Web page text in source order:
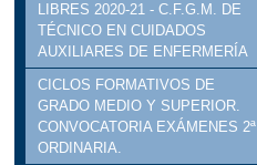
LIBRES 2020-21 - C.F.G.M. DE
TÉCNICO EN CUIDADOS
AUXILIARES DE ENFERMERÍA
CICLOS FORMATIVOS DE
GRADO MEDIO Y SUPERIOR.
CONVOCATORIA EXÁMENES 2ª
ORDINARIA.